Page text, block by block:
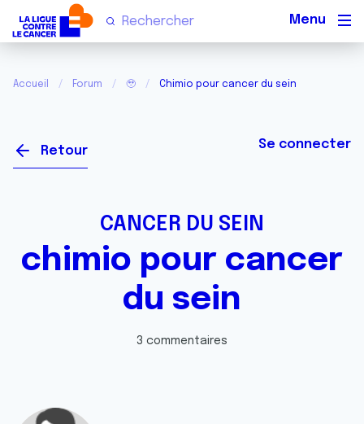
Accueil Forum 🥹 Chimio pour cancer du sein
Retour Se connecter
CANCER DU SEIN
chimio pour cancer
du sein
3 commentaires